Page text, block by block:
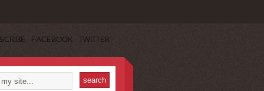
FACEBOOK TWITTER